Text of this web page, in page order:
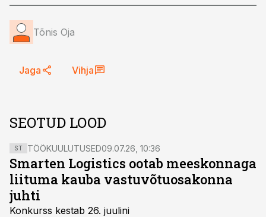
Tõnis Oja
Jaga Vihja
SEOTUD LOOD
ST TÖÖKUULUTUSED09.07.26, 10:36
Smarten Logistics ootab meeskonnaga
liituma kauba vastuvõtuosakonna
juhti
Konkurss kestab 26. juulini